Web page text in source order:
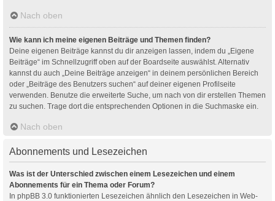
Nach oben
Wie kann ich meine eigenen Beiträge und Themen finden?
Deine eigenen Beiträge kannst du dir anzeigen lassen, indem du „Eigene
Beiträge“ im Schnellzugriff oben auf der Boardseite auswählst. Alternativ
kannst du auch „Deine Beiträge anzeigen“ in deinem persönlichen Bereich
oder „Beiträge des Benutzers suchen“ auf deiner eigenen Profilseite
verwenden. Benutze die erweiterte Suche, um nach von dir erstellen Themen
zu suchen. Trage dort die entsprechenden Optionen in die Suchmaske ein.
Nach oben
Abonnements und Lesezeichen
Was ist der Unterschied zwischen einem Lesezeichen und einem
Abonnements für ein Thema oder Forum?
In phpBB 3.0 funktionierten Lesezeichen ähnlich den Lesezeichen in Web-